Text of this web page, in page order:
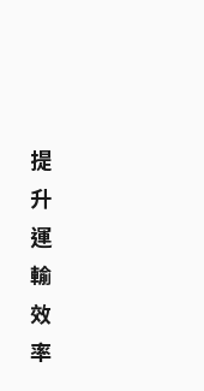
提
升
運
輸
效
率